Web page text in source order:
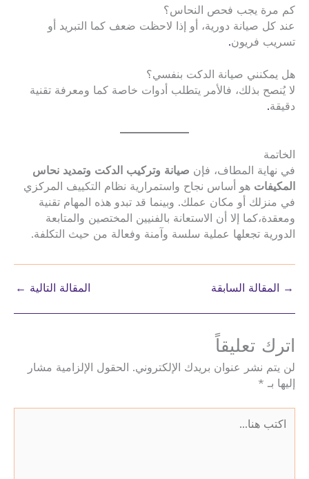
كم مرة يجب فحص النحاس؟
عند كل صيانة دورية، أو إذا لاحظت ضعف كما التبريد أو
تسريب فريون.
هل يمكنني صيانة الدكت بنفسي؟
لا يُنصح بذلك، فالأمر يتطلب أدوات خاصة كما ومعرفة تقنية
دقيقة.
الخاتمة
في نهاية المطاف، فإن صيانة وتركيب الدكت وتمديد نحاس
المكيفات هو أساس نجاح واستمرارية نظام التكييف المركزي
في منزلك أو مكان عملك. وبينما قد تبدو هذه المهام تقنية
ومعقدة،كما إلا أن الاستعانة بالفنيين المختصين والمتابعة
الدورية تجعلها عملية سلسة وآمنة وفعالة من حيث التكلفة.
→ المقالة السابقة المقالة التالية ←
اترك تعليقاً
لن يتم نشر عنوان بريدك الإلكتروني.
الحقول الإلزامية مشار
إليها بـ *
هنا...